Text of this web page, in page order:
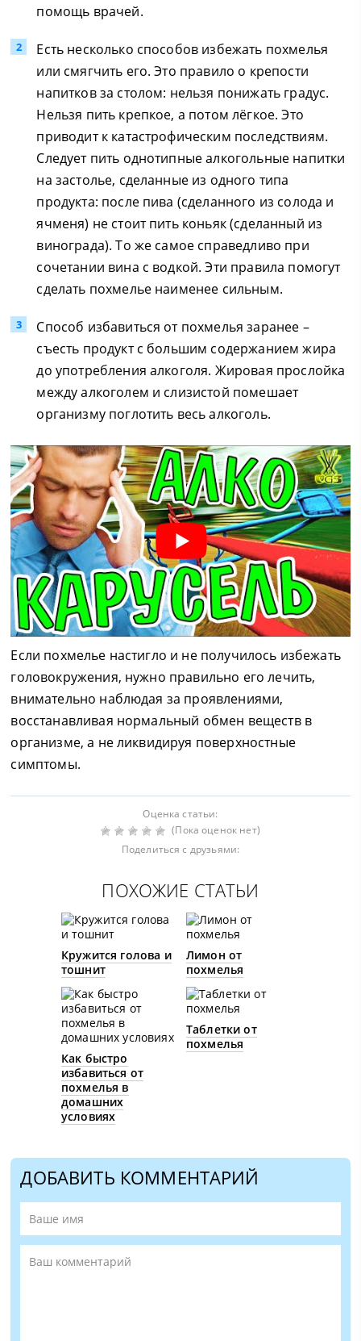
помощь врачей.
Есть несколько способов избежать похмелья
или смягчить его. Это правило о крепости
напитков за столом: нельзя понижать градус.
Нельзя пить крепкое, а потом лёгкое. Это
приводит к катастрофическим последствиям.
Следует пить однотипные алкогольные напитки
на застолье, сделанные из одного типа
продукта: после пива (сделанного из солода и
ячменя) не стоит пить коньяк (сделанный из
винограда). То же самое справедливо при
сочетании вина с водкой. Эти правила помогут
сделать похмелье наименее сильным.
Способ избавиться от похмелья заранее –
съесть продукт с большим содержанием жира
до употребления алкоголя. Жировая прослойка
между алкоголем и слизистой помешает
организму поглотить весь алкоголь.
Если похмелье настигло и не получилось избежать
головокружения, нужно правильно его лечить,
внимательно наблюдая за проявлениями,
восстанавливая нормальный обмен веществ в
организме, а не ликвидируя поверхностные
симптомы.
Оценка статьи:
(Пока оценок нет)
Поделиться с друзьями:
ПОХОЖИЕ СТАТЬИ
Кружится голова и
тошнит
Лимон от
похмелья
Как быстро
избавиться от
похмелья в
домашних
условиях
Таблетки от
похмелья
ДОБАВИТЬ КОММЕНТАРИЙ